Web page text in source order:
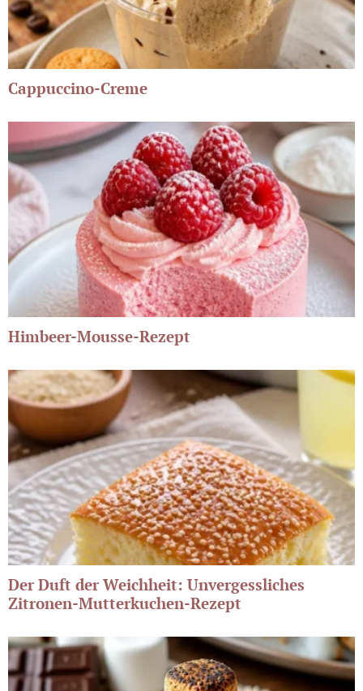
Cappuccino-Creme
Himbeer-Mousse-Rezept
Der Duft der Weichheit: Unvergessliches
Zitronen-Mutterkuchen-Rezept